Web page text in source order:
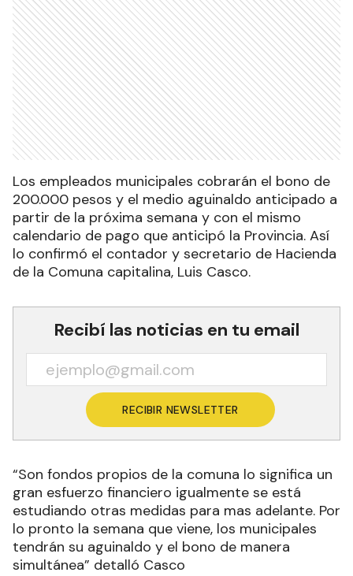
Los empleados municipales cobrarán el bono de
200.000 pesos y el medio aguinaldo anticipado a
partir de la próxima semana y con el mismo
calendario de pago que anticipó la Provincia. Así
lo confirmó el contador y secretario de Hacienda
de la Comuna capitalina, Luis Casco.
Recibí las noticias en tu email
RECIBIR NEWSLETTER
“Son fondos propios de la comuna lo significa un
gran esfuerzo financiero igualmente se está
estudiando otras medidas para mas adelante. Por
lo pronto la semana que viene, los municipales
tendrán su aguinaldo y el bono de manera
simultánea” detalló Casco